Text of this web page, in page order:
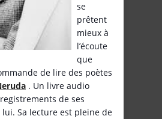
se
prêtent
mieux à
l’écoute
que
de lire des poètes
. Un livre audio
de ses
Sa lecture est pleine de